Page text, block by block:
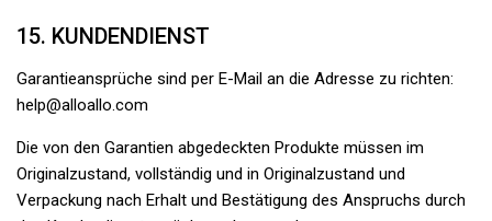
15. KUNDENDIENST
Garantieansprüche sind per E-Mail an die Adresse zu richten:
help@alloallo.com
Die von den Garantien abgedeckten Produkte müssen im
Originalzustand, vollständig und in Originalzustand und
Verpackung nach Erhalt und Bestätigung des Anspruchs durch